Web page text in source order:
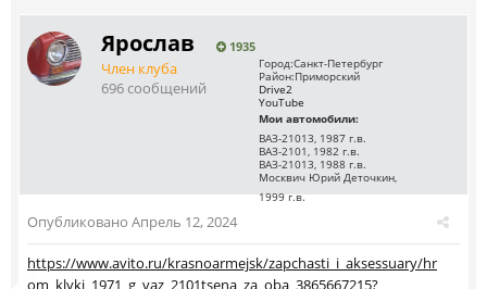
Ярослав 1935
Член клуба
696 сообщений
Город:Санкт-Петербург
Район:Приморский
Drive2
YouTube
Мои автомобили:
ВАЗ-21013, 1987 г.в.
ВАЗ-2101, 1982 г.в.
ВАЗ-21013, 1988 г.в.
Москвич Юрий Деточкин,
1999 г.в.
Опубликовано Апрель 12, 2024
https://www.avito.ru/krasnoarmejsk/zapchasti_i_aksessuary/hr
om_klyki_1971_g_vaz_2101tsena_za_oba_3865667215?